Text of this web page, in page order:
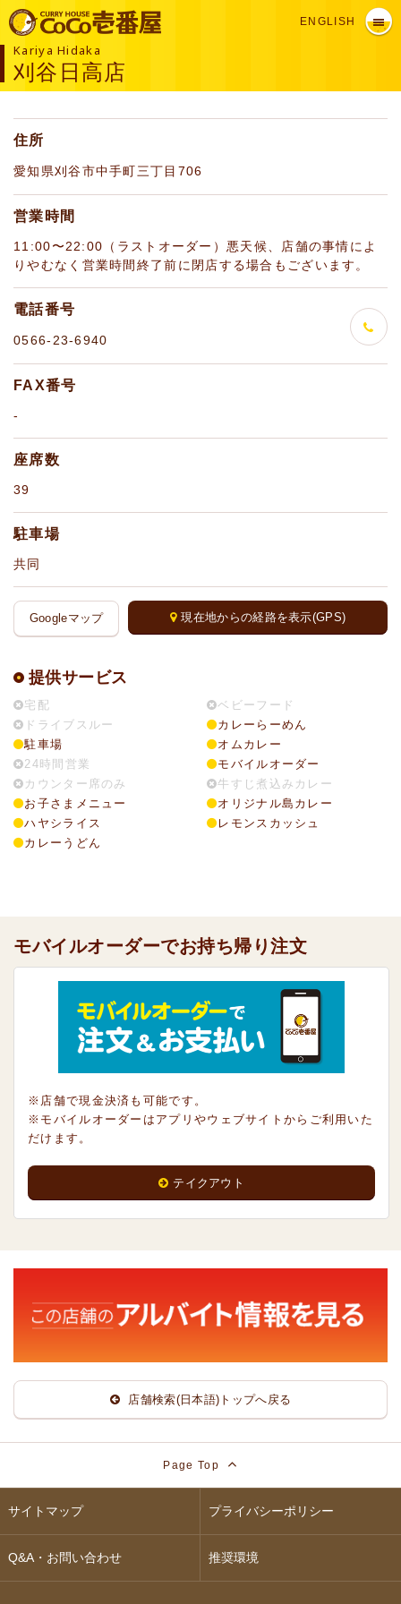
ENGLISH
Kariya Hidaka
刈谷日高店
住所
愛知県刈谷市中手町三丁目706
営業時間
11:00〜22:00（ラストオーダー）悪天候、店舗の事情によ
りやむなく営業時間終了前に閉店する場合もございます。
電話番号
0566-23-6940
FAX番号
-
座席数
39
駐車場
共同
Googleマップ 現在地からの経路を表示(GPS)
提供サービス
宅配
ドライブスルー
駐車場
24時間営業
カウンター席のみ
お子さまメニュー
ハヤシライス
カレーうどん
ベビーフード
カレーらーめん
オムカレー
モバイルオーダー
牛すじ煮込みカレー
オリジナル島カレー
レモンスカッシュ
モバイルオーダーでお持ち帰り注文
※店舗で現金決済も可能です。
※モバイルオーダーはアプリやウェブサイトからご利用いた
だけます。
テイクアウト
店舗検索(日本語)トップへ戻る
Page Top
サイトマップ プライバシーポリシー
Q&A・お問い合わせ 推奨環境